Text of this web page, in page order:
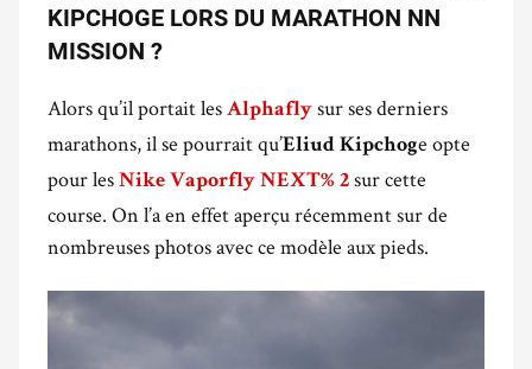
KIPCHOGE LORS DU MARATHON NN
MISSION ?
Alors qu’il portait les Alphafly sur ses derniers
marathons, il se pourrait qu’Eliud Kipchoge opte
pour les Nike Vaporfly NEXT% 2 sur cette
course. On l’a en effet aperçu récemment sur de
nombreuses photos avec ce modèle aux pieds.